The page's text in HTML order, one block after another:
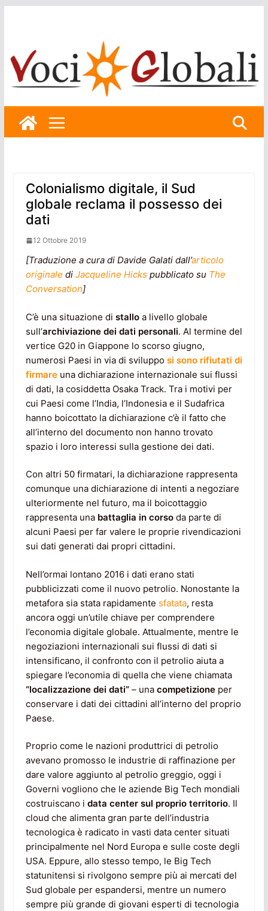
Colonialismo digitale, il Sud
globale reclama il possesso dei
dati
12 Ottobre 2019
[Traduzione a cura di Davide Galati dall’articolo
originale di Jacqueline Hickspubblicato su The
Conversation]
C’è una situazione di stalloa livello globale
sull’archiviazione dei dati personali. Al termine del
vertice G20 in Giappone lo scorso giugno,
numerosi Paesi in via di sviluppo si sono rifiutati di
firmareuna dichiarazione internazionale sui flussi
di dati, la cosiddetta Osaka Track. Tra i motivi per
cui Paesi come l’India, l’Indonesia e il Sudafrica
hanno boicottato la dichiarazione c’è il fatto che
all’interno del documento non hanno trovato
spazio i loro interessi sulla gestione dei dati.
Con altri 50 firmatari, la dichiarazione rappresenta
comunque una dichiarazione di intenti a negoziare
ulteriormente nel futuro, ma il boicottaggio
rappresenta una battaglia in corsoda parte di
alcuni Paesi per far valere le proprie rivendicazioni
sui dati generati dai propri cittadini.
Nell’ormai lontano 2016 i dati erano stati
pubblicizzati come il nuovo petrolio. Nonostante la
metafora sia stata rapidamente sfatata, resta
ancora oggi un’utile chiave per comprendere
l’economia digitale globale. Attualmente, mentre le
negoziazioni internazionali sui flussi di dati si
intensificano, il confronto con il petrolio aiuta a
spiegare l’economia di quella che viene chiamata
“localizzazione dei dati”– una competizioneper
conservare i dati dei cittadini all’interno del proprio
Paese.
Proprio come le nazioni produttrici di petrolio
avevano promosso le industrie di raffinazione per
dare valore aggiunto al petrolio greggio, oggi i
Governi vogliono che le aziende Big Tech mondiali
costruiscano i data center sul proprio territorio. Il
cloud che alimenta gran parte dell’industria
tecnologica è radicato in vasti data center situati
principalmente nel Nord Europa e sulle coste degli
USA. Eppure, allo stesso tempo, le Big Tech
statunitensi si rivolgono sempre più ai mercati del
Sud globale per espandersi, mentre un numero
sempre più grande di giovani esperti di tecnologia